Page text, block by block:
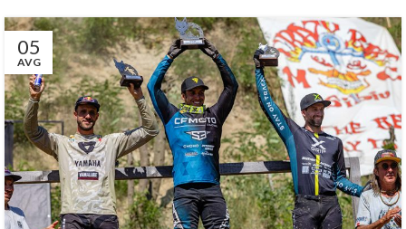
05
AVG